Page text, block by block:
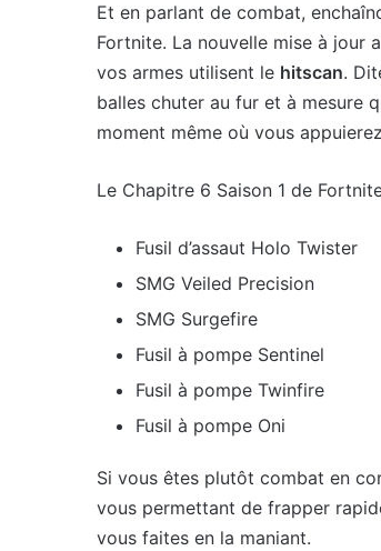
Et en parlant de combat,
Fortnite. La nouvelle mise à jour
vos armes utilisent le hitscan.
balles chuter au fur et à mesure
moment même où vous
Le Chapitre 6 Saison 1 de
Fusil d’assaut Holo Twister
SMG Veiled Precision
SMG Surgefire
Fusil à pompe Sentinel
Fusil à pompe Twinfire
Fusil à pompe Oni
Si vous êtes plutôt combat en
vous permettant de frapper
vous faites en la maniant.